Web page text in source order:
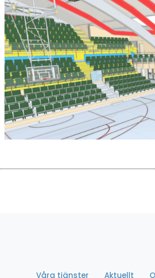
Våra tjänster Aktuellt